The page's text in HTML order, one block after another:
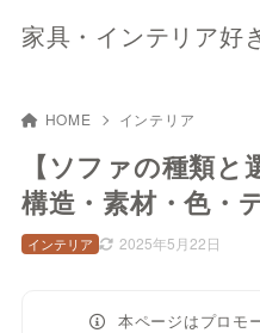
家具・インテリア好
HOME インテリア
【ソファの種類と
構造・素材・色・
2025年5月22日
インテリア
本ページはプロモ